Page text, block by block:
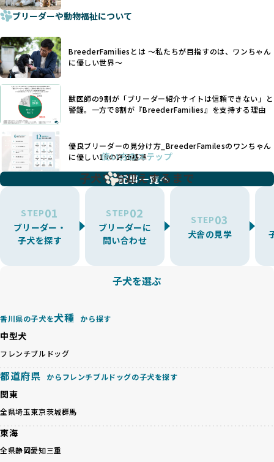
一部の営利優先のブリーディングでは、母犬の出産負担を考
えずに大量繁殖が行われ、親犬が心身ともに疲弊するケース
が見られます。さらに、コストカットのために食事を減らし
たり、栄養のない食事を与える、適切な健康管理が行われな
いなど、ワンちゃんの健康と福祉が犠牲にされることも少な
くありません。
また、健康リスクが予測しづらいミックス犬の繁殖や、愛情
が行き届かない多頭飼育等も問題です。これらのブリーディ
ング手法は、ワンちゃんの福祉を無視し、利益のみを追求す
るブリーダーによるものが多く、消費者にとっても深刻な課
題となっています。
BreederFamiliesでは、こうしたワンちゃんに優しくないブ
リーディングをなくすため、すべてのワンちゃんを家族のよ
うに大切に飼育・繁殖を行っている「優良ブリーダー」のみ
BreederFamiliesでは、アニマルウェルフェアを最優先に考
えた6つの絶対基準と12の総合基準を設定しています。これに
ことを徹底しています。
BreederFamiliesでは、以下の6項目を必須条件とし、これら
基づいた責任あるブリーディングを確保しています。
さらに、健康管理、社会性の育成、遺伝子検査、食事や運動
の質など、ワンちゃんの心身に配慮した飼育環境が整ってい
るかを評価する12項目の総合基準を設けています。これによ
り、より高い基準をクリアしたブリーダーだけを厳選してい
ます。
その結果、合格率10%未満という厳しい基準をクリアした優
良ブリーダーのみが登録されています。
ゃんを家族のように愛するという理念を共有するブリーダー
のみを厳選しています。これにより、ユーザーの皆さんに安
適切に対応するためには、深い知識と豊富な経験が欠かせま
せん。現在、犬種は200種類以上あり、それぞれに特有の健康
たとえば、パグは呼吸器系のトラブルを抱えやすく、ラブラ
ドール・レトリバーには股関節形成不全への注意が必要で
す。このような犬種ごとの違いを熟知し、適切なケアを提供
できるかどうかは、ブリーダーの専門性に大きく関わりま
す。
優良ブリーダーは、少数の犬種（一般的に3種以内）に絞って
繁殖を行い、各犬種の特徴を熟知しています。これにより、
犬種ごとの健康管理や繁殖において質の高いケアを提供する
ことが可能です。
一方、営利優先ブリーダーは流行や需要に応じて扱う犬種を
増やす傾向があり、犬種ごとに異なる健康問題や適切な育成
環境を十分に考慮しない場合があります。こうしたブリーダ
たりストレスを抱えたりするリスクが高まります。
「少数の犬種に集中」の詳細はこちら
すが、無計画な交配には健康リスクが伴います。異なる犬種
の特徴を持つことで予測しにくい健康問題が発生する可能性
が高く、診断や治療も複雑化する場合があります。また、ミ
待する理想と現実が大きく異なることも少なくありません。
健康と性格を次世代に引き継ぐために、ミックス犬の繁殖を
避けます。無計画な交配がもたらすリスクを理解し、飼い主
殖を徹底しているのです。
一方、営利優先ブリーダーは流行や需要に応じて安易にミッ
が多く見受けられます。場合によっては、チワワ×ハスキー
等体格の異なるリスクの高い交配を行うこともあります。
ブリーダーや動物福祉について
BreederFamiliesとは 〜私たちが目指すのは、ワンちゃん
に優しい世界〜
獣医師の9割が「ブリーダー紹介サイトは信頼できない」と
警鐘。一方で8割が『BreederFamilies』を支持する理由
優良ブリーダーの見分け方_BreederFamilesのワンちゃん
に優しい18の評価基準
記事一覧へ
使い方のステップ
子犬をお迎えするまで
STEP01
ブリーダー・
子犬を探す
STEP02
ブリーダーに
問い合わせ
STEP03
犬舎の見学
子犬を選ぶ
香川県の子犬を犬種 から探す
中型犬
フレンチブルドッグ
都道府県 からフレンチブルドッグの子犬を探す
関東
全県埼玉東京茨城群馬
東海
全県静岡愛知三重